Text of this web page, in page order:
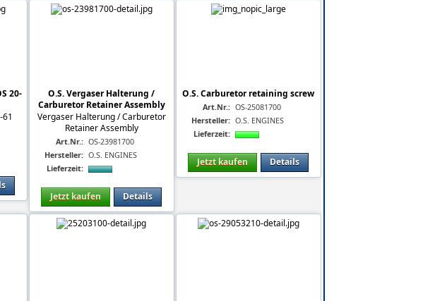
20-
O.S. Vergaser Halterung /
Carburetor Retainer Assembly
Vergaser Halterung / Carburetor
Retainer Assembly
Art.Nr.: OS-23981700
Hersteller: O.S. ENGINES
Lieferzeit:
Jetzt kaufen Details
O.S. Carburetor retaining screw
Art.Nr.: OS-25081700
Hersteller: O.S. ENGINES
Lieferzeit:
Jetzt kaufen Details